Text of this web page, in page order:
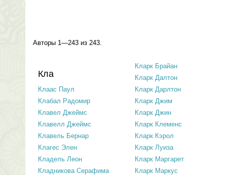
Авторы 1—243 из 243.
Кла
Клаас Паул
Клабал Радомир
Клавел Джеймс
Клавелл Джеймс
Клавель Бернар
Клагес Элен
Кладель Леон
Кладникова Серафима
Кларк Брайан
Кларк Далтон
Кларк Дарлтон
Кларк Джим
Кларк Джин
Кларк Клеменс
Кларк Кэрол
Кларк Луиза
Кларк Маргарет
Кларк Маркус